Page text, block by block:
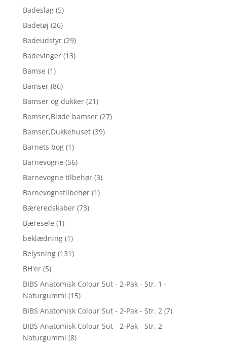
Badeslag (5)
Badetøj (26)
Badeudstyr (29)
Badevinger (13)
Bamse (1)
Bamser (86)
Bamser og dukker (21)
Bamser,Bløde bamser (27)
Bamser,Dukkehuset (39)
Barnets bog (1)
Barnevogne (56)
Barnevogne tilbehør (3)
Barnevognstilbehør (1)
Bæreredskaber (73)
Bæresele (1)
beklædning (1)
Belysning (131)
BH'er (5)
BIBS Anatomisk Colour Sut - 2-Pak - Str. 1 -
Naturgummi (15)
BIBS Anatomisk Colour Sut - 2-Pak - Str. 2 (7)
BIBS Anatomisk Colour Sut - 2-Pak - Str. 2 -
Naturgummi (8)